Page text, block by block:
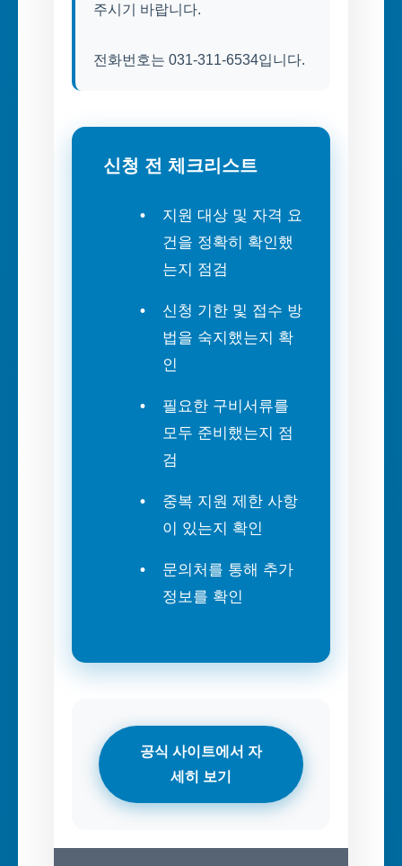
주시기 바랍니다.
전화번호는 031-311-6534입니다.
신청 전 체크리스트
지원 대상 및 자격 요
건을 정확히 확인했
는지 점검
신청 기한 및 접수 방
법을 숙지했는지 확
인
필요한 구비서류를
모두 준비했는지 점
검
중복 지원 제한 사항
이 있는지 확인
문의처를 통해 추가
정보를 확인
공식 사이트에서 자
세히 보기